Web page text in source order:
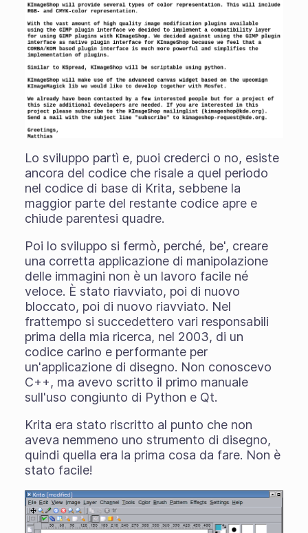
Lo sviluppo partì e, puoi crederci o no, esiste
ancora del codice che risale a quel periodo
nel codice di base di Krita, sebbene la
maggior parte del restante codice apre e
chiude parentesi quadre.
Poi lo sviluppo si fermò, perché, be', creare
una corretta applicazione di manipolazione
delle immagini non è un lavoro facile né
veloce. È stato riavviato, poi di nuovo
bloccato, poi di nuovo riavviato. Nel
frattempo si succedettero vari responsabili
prima della mia ricerca, nel 2003, di un
codice carino e performante per
un'applicazione di disegno. Non conoscevo
C++, ma avevo scritto il primo manuale
sull'uso congiunto di Python e Qt.
Krita era stato riscritto al punto che non
aveva nemmeno uno strumento di disegno,
quindi quella era la prima cosa da fare. Non è
stato facile!